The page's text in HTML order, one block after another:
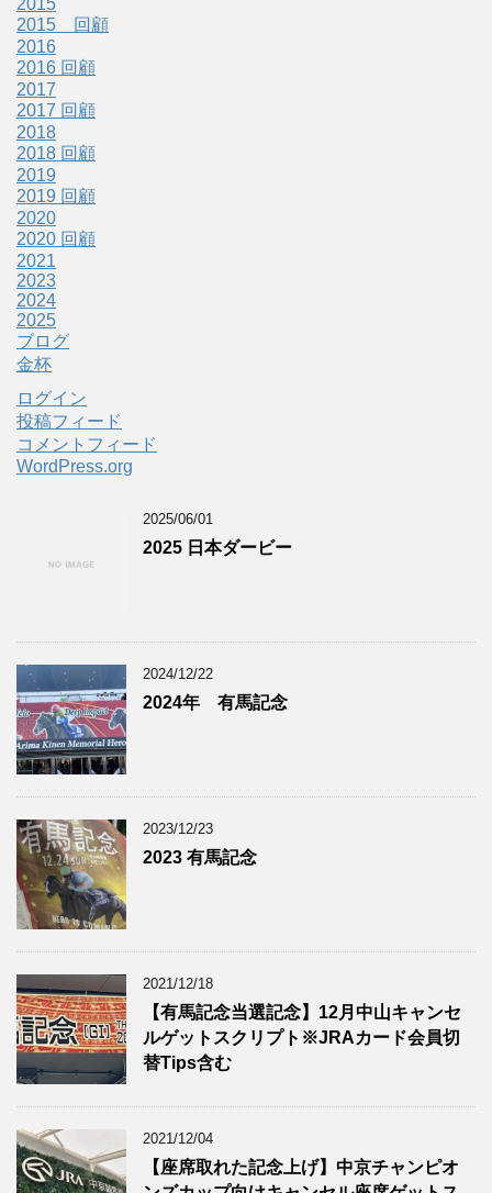
2015
2015 回顧
2016
2016 回顧
2017
2017 回顧
2018
2018 回顧
2019
2019 回顧
2020
2020 回顧
2021
2023
2024
2025
ブログ
金杯
ログイン
投稿フィード
コメントフィード
WordPress.org
2025/06/01
2025 日本ダービー
2024/12/22
2024年 有馬記念
2023/12/23
2023 有馬記念
2021/12/18
【有馬記念当選記念】12月中山キャンセ
ルゲットスクリプト※JRAカード会員切
替Tips含む
2021/12/04
【座席取れた記念上げ】中京チャンピオ